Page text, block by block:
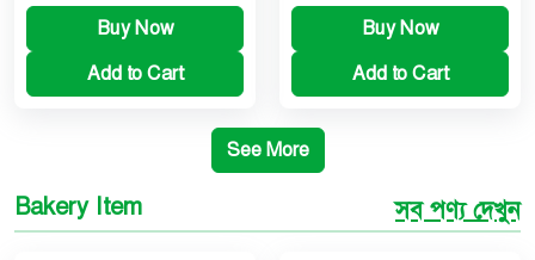
Buy Now
Add to Cart
Buy Now
Add to Cart
See More
Bakery Item সব পণ্য দেখুন